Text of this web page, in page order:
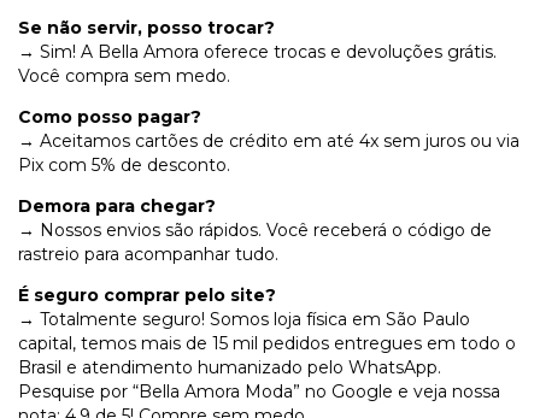
Se não servir, posso trocar?
→ Sim! A Bella Amora oferece trocas e devoluções grátis.
Você compra sem medo.
Como posso pagar?
→ Aceitamos cartões de crédito em até 4x sem juros ou via
Pix com 5% de desconto.
Demora para chegar?
→ Nossos envios são rápidos. Você receberá o código de
rastreio para acompanhar tudo.
É seguro comprar pelo site?
→ Totalmente seguro! Somos loja física em São Paulo
capital, temos mais de 15 mil pedidos entregues em todo o
Brasil e atendimento humanizado pelo WhatsApp.
Pesquise por “Bella Amora Moda” no Google e veja nossa